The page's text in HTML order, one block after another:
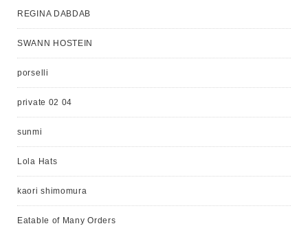
REGINA DABDAB
SWANN HOSTEIN
porselli
private 02 04
sunmi
Lola Hats
kaori shimomura
Eatable of Many Orders